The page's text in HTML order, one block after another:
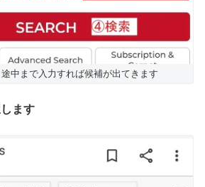
中まで入力すれば候補が出てきます
ます